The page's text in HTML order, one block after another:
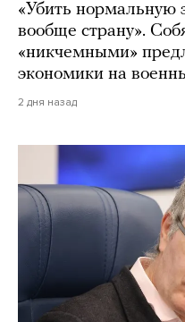
«Убить нормальную
вообще страну».
«никчемными»
экономики на
2 дня назад